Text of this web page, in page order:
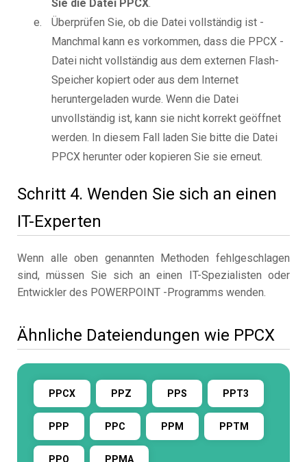
Sie die Datei PPCX.
Überprüfen Sie, ob die Datei vollständig ist -
Manchmal kann es vorkommen, dass die PPCX -
Datei nicht vollständig aus dem externen Flash-
Speicher kopiert oder aus dem Internet
heruntergeladen wurde. Wenn die Datei
unvollständig ist, kann sie nicht korrekt geöffnet
werden. In diesem Fall laden Sie bitte die Datei
PPCX herunter oder kopieren Sie sie erneut.
Schritt 4. Wenden Sie sich an einen
IT-Experten
Wenn alle oben genannten Methoden fehlgeschlagen
sind, müssen Sie sich an einen IT-Spezialisten oder
Entwickler des POWERPOINT -Programms wenden.
Ähnliche Dateiendungen wie PPCX
PPCX PPZ PPS PPT3
PPP PPC PPM PPTM
PPO PPMA